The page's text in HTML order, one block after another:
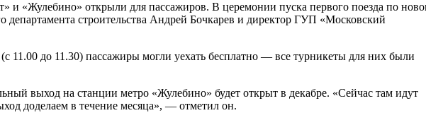
и «Жулебино» открыли для пассажиров. В церемонии пуска первого поезда по
департамента строительства Андрей Бочкарев и директор ГУП «Московский
11.00 до 11.30) пассажиры могли уехать бесплатно — все турникеты для них были
выход на станции метро «Жулебино» будет открыт в декабре. «Сейчас там идут
доделаем в течение месяца», — отметил он.